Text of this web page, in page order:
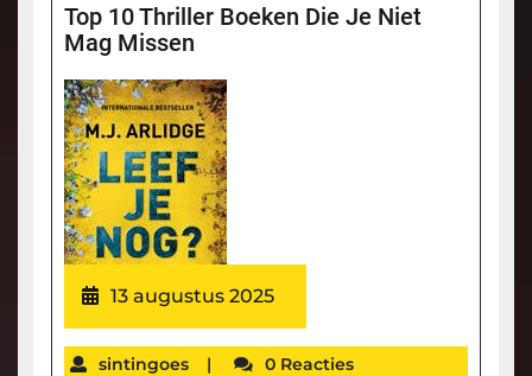
Top 10 Thriller Boeken Die Je Niet
Mag Missen
13 augustus 2025
sintingoes | 0 Reacties